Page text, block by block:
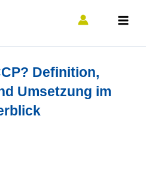
Definition,
Umsetzung im